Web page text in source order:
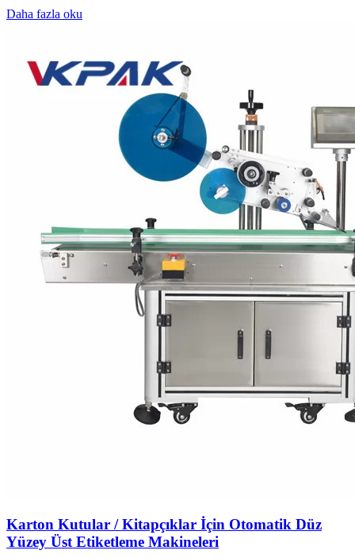
Daha fazla oku
Karton Kutular / Kitapçıklar İçin Otomatik Düz
Yüzey Üst Etiketleme Makineleri